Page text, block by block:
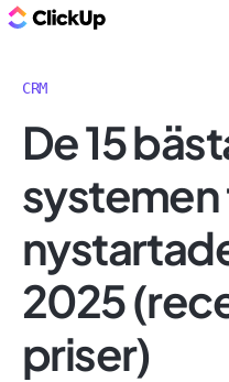
CRM
De 15
systemen
2025
priser)